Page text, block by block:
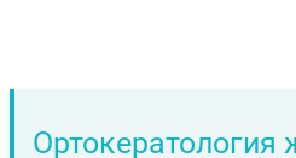
Ортокератология